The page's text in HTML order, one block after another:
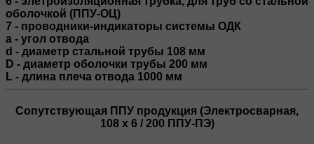
оболочкой (ППУ-ОЦ)
7 - проводники-индикаторы системы ОДК
a - угол отвода
d - диаметр стальной трубы 108 мм
D - диаметр оболочки трубы 200 мм
L - длина плеча отвода 1000 мм
Сопутствующая ППУ продукция (Электросварная,
108 х 6 / 200 ППУ-ПЭ)